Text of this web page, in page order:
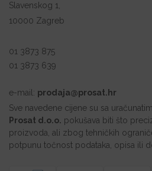
Slavenskog 1,
10000 Zagreb
01 3873 875
01 3873 639
e-mail: prodaja@prosat.hr
Sve navedene cijene su sa
Prosat d.o.o. pokušava biti što
proizvoda, ali zbog tehničkih
potpunu točnost podataka, opisa ili